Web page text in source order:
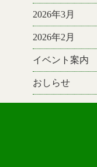
2026年3月
2026年2月
イベント案内
おしらせ